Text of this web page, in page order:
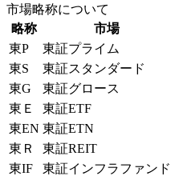
市場略称について
略称
市場
東P
東証プライム
東S
東証スタンダード
東G
東証グロース
東Ｅ
東証ETF
東EN 東証ETN
東Ｒ
東証REIT
東IF
東証インフラファンド